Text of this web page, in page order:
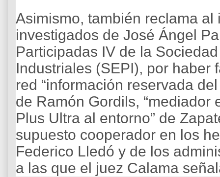
Asimismo, también reclama
investigados de José Ángel
Participadas IV de la
Industriales (SEPI), por haber
red “información reservada
de Ramón Gordils,
Plus Ultra al entorno” de
supuesto cooperador en los
Federico Lledó y de los
a las que el juez Calama